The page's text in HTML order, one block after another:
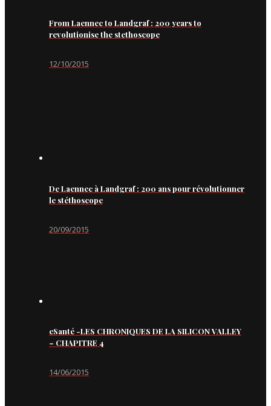
From Laennec to Landgraf : 200 years to
revolutionise the stethoscope
12/10/2015
De Laennec à Landgraf : 200 ans pour révolutionner
le stéthoscope
20/09/2015
eSanté -LES CHRONIQUES DE LA SILICON VALLEY
– CHAPITRE 4
14/06/2015